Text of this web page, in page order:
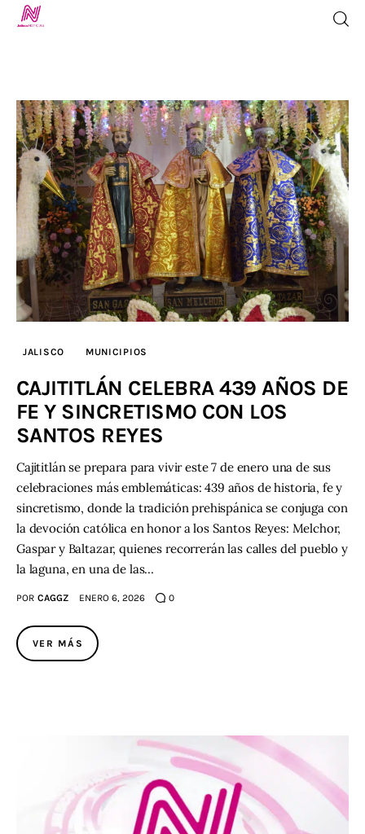
Inicio
TV en Vivo
Jalisco Noticias
Programación
Jalisco TV
Jalisco RADIO / En Vivo
Contacto
JALISCO MUNICIPIOS
CAJITITLÁN CELEBRA 439 AÑOS DE
FE Y SINCRETISMO CON LOS
SANTOS REYES
Cajititlán se prepara para vivir este 7 de enero una de sus
celebraciones más emblemáticas: 439 años de historia, fe y
sincretismo, donde la tradición prehispánica se conjuga con
la devoción católica en honor a los Santos Reyes: Melchor,
Gaspar y Baltazar, quienes recorrerán las calles del pueblo y
la laguna, en una de las…
POR CAGGZ ENERO 6, 2026 0
VER MÁS